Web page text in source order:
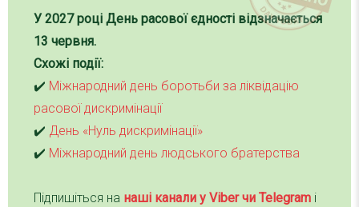
У2027році День расової єдності відзначається
13 червня.
Схожі події:
✔️ Міжнародний день боротьби за ліквідацію
расової дискримінації
✔️ День «Нуль дискримінації»
✔️ Міжнародний день людського братерства
Підпишіться на наші канали у Viber чи Telegram і